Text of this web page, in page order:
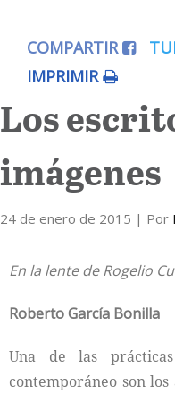
Editorial
Nacional
Colaboradores
Internacional
COMPARTIR
IMPRIMIR
Los
imágenes
24 de enero de 2015 | Por
En la lente de Rogelio
Roberto García Bonilla
Una de las
contemporáneo son